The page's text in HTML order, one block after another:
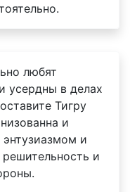
любят
усердны в делах
Тигру
и
и
и